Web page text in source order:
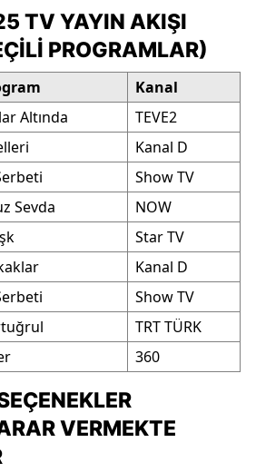
TV YAYIN AKIŞI
PROGRAMLAR)
Kanal
Altında
TEVE2
Kanal D
Show TV
Sevda
NOW
Star TV
Kanal D
Show TV
TRT TÜRK
360
VERMEKTE